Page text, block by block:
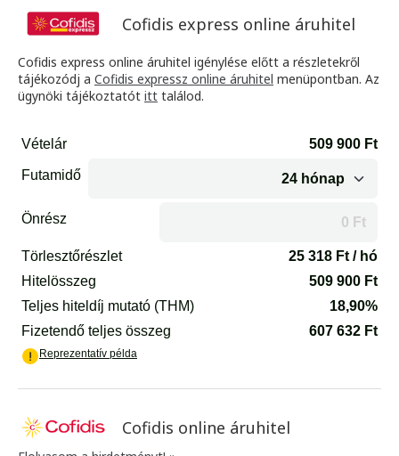
Cofidis express online áruhitel
Cofidis express online áruhitel igénylése előtt a részletekről
tájékozódj a Cofidis expressz online áruhitel menüpontban. Az
ügynöki tájékoztatót itt találod.
Cofidis online áruhitel